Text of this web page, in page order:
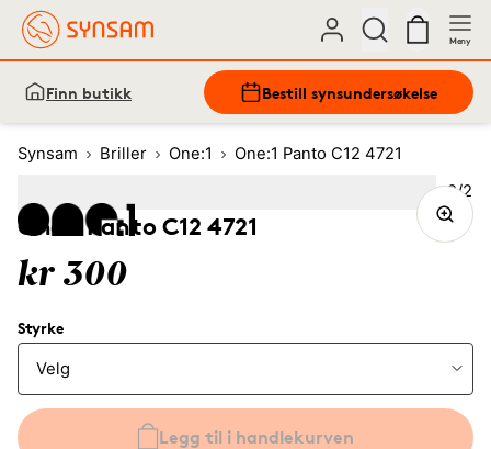
Meny
Finn butikk Bestill synsundersøkelse
Synsam Briller One:1 One:1 Panto C12 4721
One:1 Panto C12 4721
kr 300
Styrke
Legg til i handlekurven
Bilde
2/2
Image (Current image)